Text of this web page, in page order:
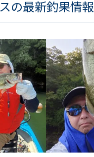
の最新釣果情報